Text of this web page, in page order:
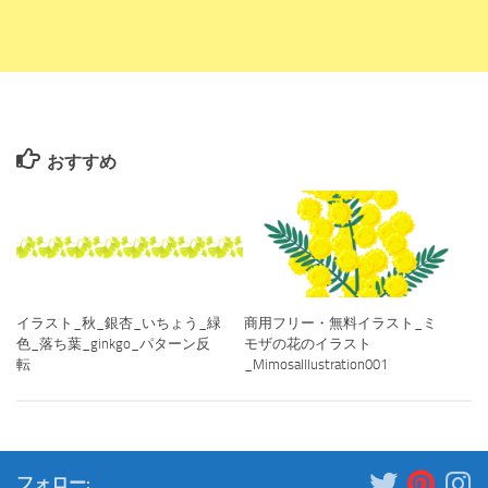
おすすめ
イラスト_秋_銀杏_いちょう_緑
色_落ち葉_ginkgo_パターン反
転
商用フリー・無料イラスト_ミ
モザの花のイラスト
_MimosaIllustration001
フォロー: